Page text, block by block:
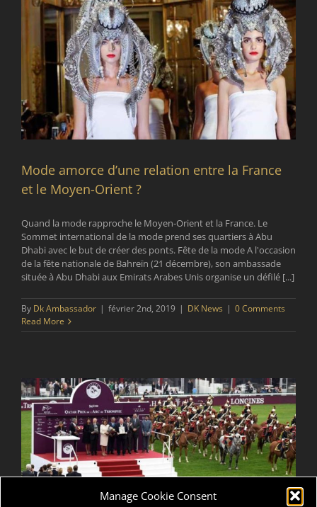
Manage Cookie Consent
Mode amorce d’une relation entre la France
et le Moyen-Orient ?
Quand la mode rapproche le Moyen-Orient et la France. Le
Sommet international de la mode prend ses quartiers à Abu
Dhabi avec le but de créer des ponts. Fête de la mode A l'occasion
de la fête nationale de Bahreïn (21 décembre), son ambassade
située à Abu Dhabi aux Emirats Arabes Unis organise un défilé [...]
By Dk Ambassador | février 2nd, 2019 | DK News | 0 Comments
Read More